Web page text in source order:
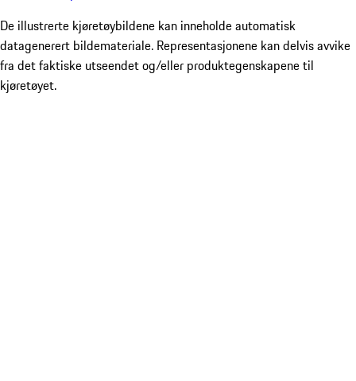
De illustrerte kjøretøybildene kan inneholde automatisk
datagenerert bildemateriale. Representasjonene kan delvis avvike
fra det faktiske utseendet og/eller produktegenskapene til
kjøretøyet.